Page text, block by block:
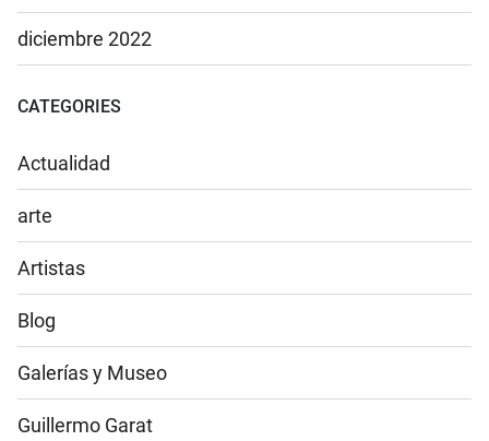
diciembre 2022
CATEGORIES
Actualidad
arte
Artistas
Blog
Galerías y Museo
Guillermo Garat